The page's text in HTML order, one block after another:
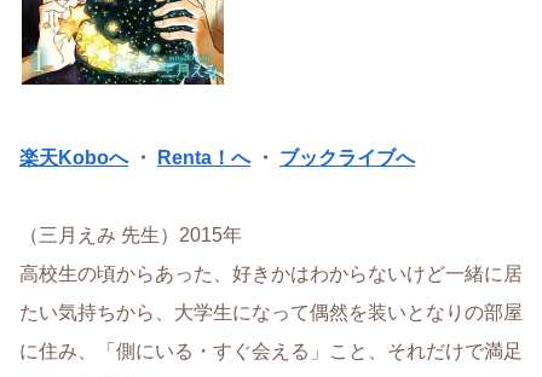
楽天Koboへ・ Renta！へ・ ブックライブへ
（三月えみ 先生）2015年
高校生の頃からあった、好きかはわからないけど一緒に居
たい気持ちから、大学生になって偶然を装いとなりの部屋
に住み、「側にいる・すぐ会える」こと、それだけで満足